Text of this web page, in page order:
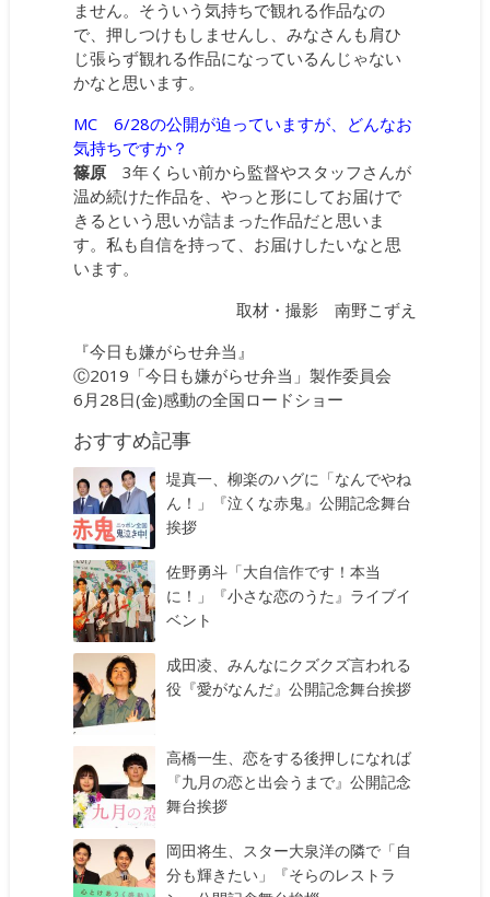
ません。そういう気持ちで観れる作品なの
で、押しつけもしませんし、みなさんも肩ひ
じ張らず観れる作品になっているんじゃない
かなと思います。
MC 6/28の公開が迫っていますが、どんなお
気持ちですか？
篠原 3年くらい前から監督やスタッフさんが
温め続けた作品を、やっと形にしてお届けで
きるという思いが詰まった作品だと思いま
す。私も自信を持って、お届けしたいなと思
います。
取材・撮影 南野こずえ
『今日も嫌がらせ弁当』
Ⓒ2019「今日も嫌がらせ弁当」製作委員会
6月28日(金)感動の全国ロードショー
おすすめ記事
堤真一、柳楽のハグに「なんでやね
ん！」『泣くな赤鬼』公開記念舞台
挨拶
佐野勇斗「大自信作です！本当
に！」『小さな恋のうた』ライブイ
ベント
成田凌、みんなにクズクズ言われる
役『愛がなんだ』公開記念舞台挨拶
高橋一生、恋をする後押しになれば
『九月の恋と出会うまで』公開記念
舞台挨拶
岡田将生、スター大泉洋の隣で「自
分も輝きたい」『そらのレストラ